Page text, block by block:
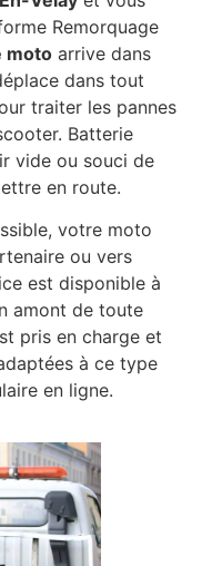
Remorquage
moto arrive dans
dans tout
traiter les pannes
Batterie
vide ou souci de
en route.
votre moto
ou vers
est disponible à
amont de toute
pris en charge et
à ce type
en ligne.